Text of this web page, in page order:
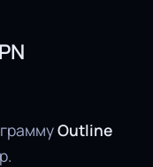
Outline